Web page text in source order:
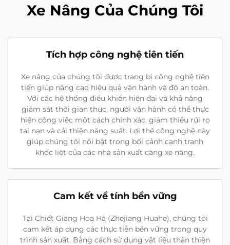
Xe Nâng Của Chúng Tôi
Tích hợp công nghệ tiên tiến
Xe nâng của chúng tôi được trang bị công nghệ tiên
tiến giúp nâng cao hiệu quả vận hành và độ an toàn.
Với các hệ thống điều khiển hiện đại và khả năng
giám sát thời gian thực, người vận hành có thể thực
hiện công việc một cách chính xác, giảm thiểu rủi ro
tai nạn và cải thiện năng suất. Lợi thế công nghệ này
giúp chúng tôi nổi bật trong bối cảnh cạnh tranh
khốc liệt của các nhà sản xuất càng xe nâng.
Cam kết về tính bền vững
Tại Chiết Giang Hoa Hà (Zhejiang Huahe), chúng tôi
cam kết áp dụng các thực tiễn bền vững trong quy
trình sản xuất. Bằng cách sử dụng vật liệu thân thiện